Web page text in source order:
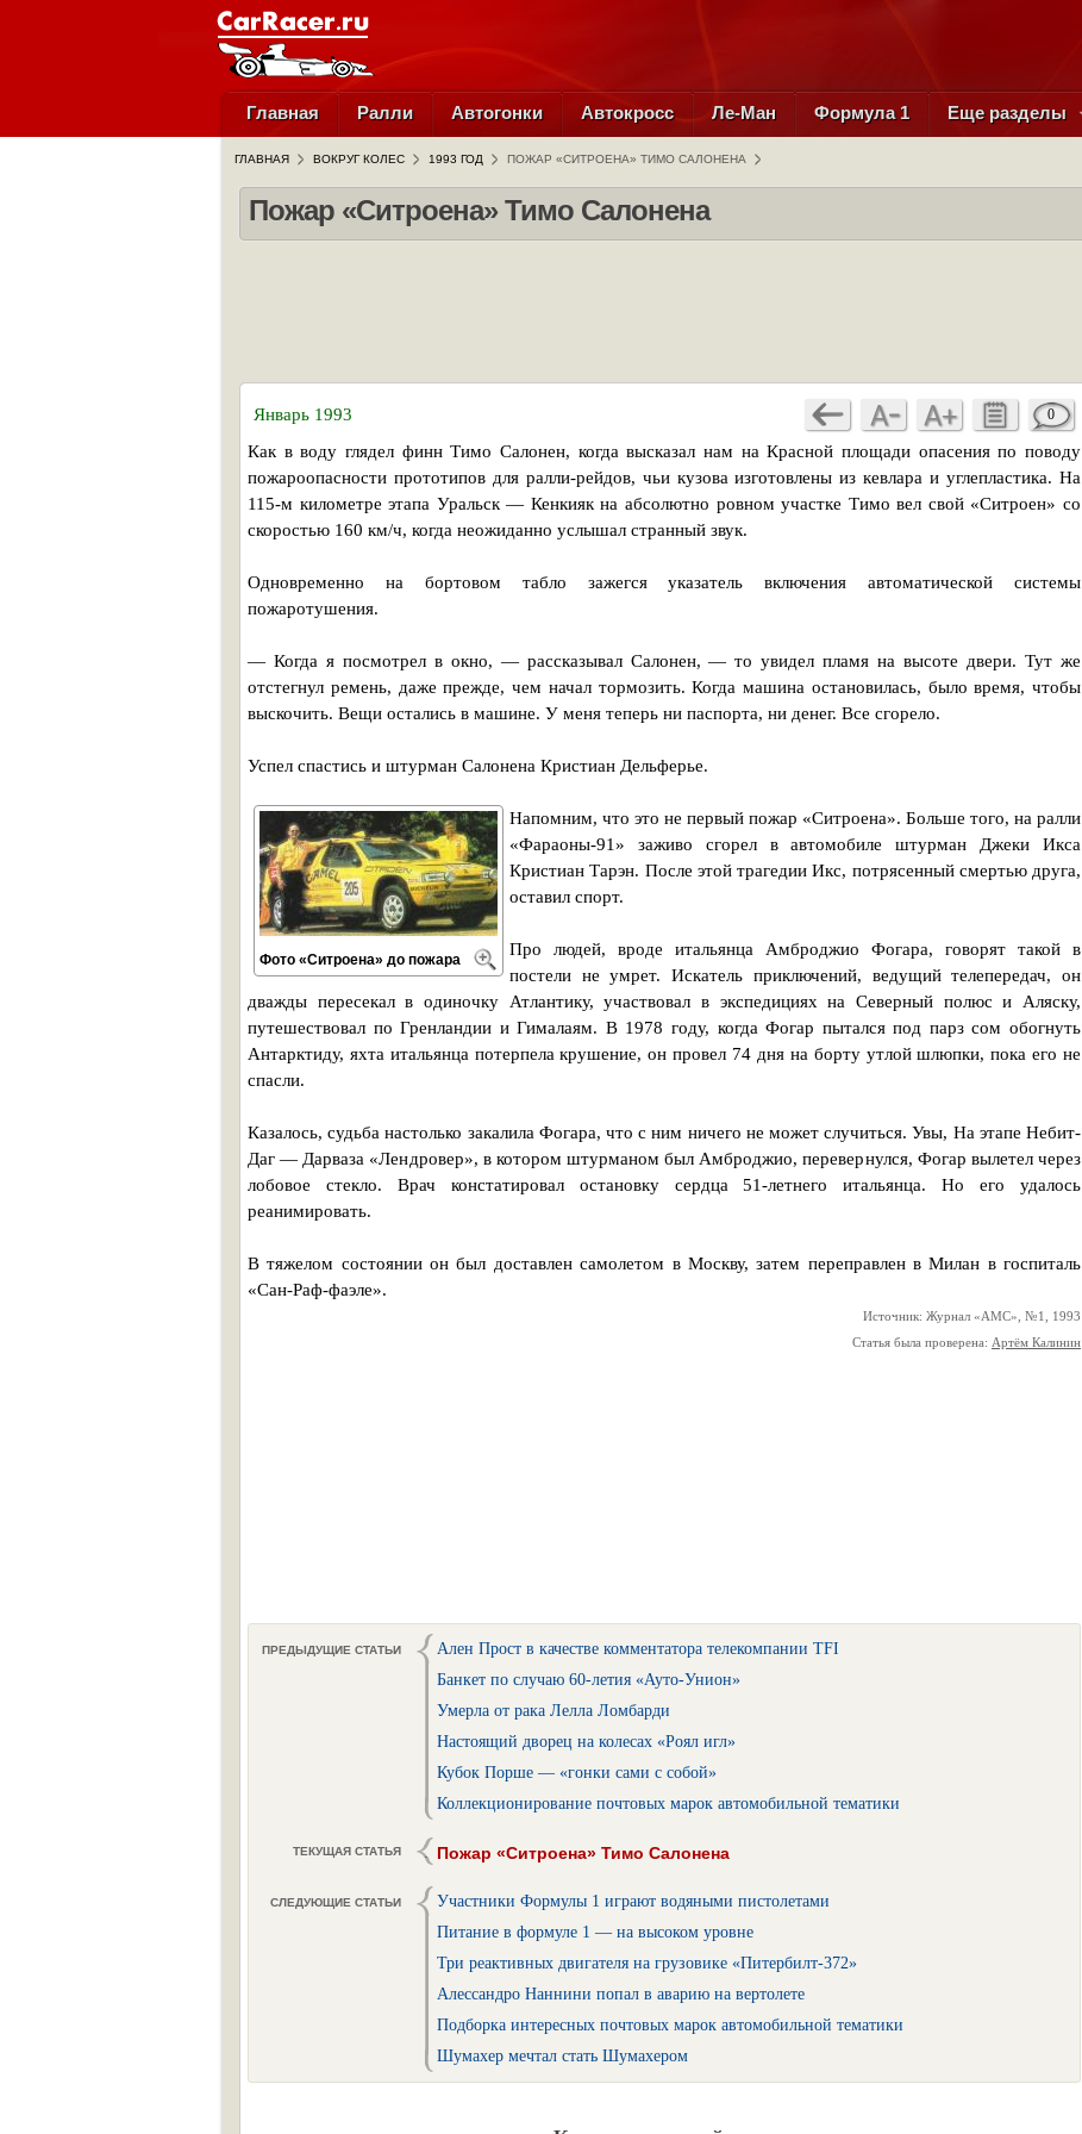
Главная Ралли Автогонки Автокросс Ле-Ман Формула 1 Еще разделы
ГЛАВНАЯ ВОКРУГ КОЛЕС 1993 ГОД ПОЖАР «СИТРОЕНА» ТИМО САЛОНЕНА
Пожар «Ситроена» Тимо Салонена
Январь 1993 0
Как в воду глядел финн Тимо Салонен, когда высказал нам на Красной площади опасения по поводу
пожароопасности прототипов для ралли-рейдов, чьи кузова изготовлены из кевлара и углепластика. На
115-м километре этапа Уральск — Кенкияк на абсолютно ровном участке Тимо вел свой «Ситроен» со
скоростью 160 км/ч, когда неожиданно услышал странный звук.
Одновременно на бортовом табло зажегся указатель включения автоматической системы
пожаротушения.
— Когда я посмотрел в окно, — рассказывал Салонен, — то увидел пламя на высоте двери. Тут же
отстегнул ремень, даже прежде, чем начал тормозить. Когда машина остановилась, было время, чтобы
выскочить. Вещи остались в машине. У меня теперь ни паспорта, ни денег. Все сгорело.
Успел спастись и штурман Салонена Кристиан Дельферье.
Фото «Ситроена» до пожара
Напомним, что это не первый пожар «Ситроена». Больше того, на ралли
«Фараоны-91» заживо сгорел в автомобиле штурман Джеки Икса
Кристиан Тарэн. После этой трагедии Икс, потрясенный смертью друга,
оставил спорт.
Про людей, вроде итальянца Амброджио Фогара, говорят такой в
постели не умрет. Искатель приключений, ведущий телепередач, он
дважды пересекал в одиночку Атлантику, участвовал в экспедициях на Северный полюс и Аляску,
путешествовал по Гренландии и Гималаям. В 1978 году, когда Фогар пытался под парз сом обогнуть
Антарктиду, яхта итальянца потерпела крушение, он провел 74 дня на борту утлой шлюпки, пока его не
спасли.
Казалось, судьба настолько закалила Фогара, что с ним ничего не может случиться. Увы, На этапе Небит-
Даг — Дарваза «Лендровер», в котором штурманом был Амброджио, перевернулся, Фогар вылетел через
лобовое стекло. Врач констатировал остановку сердца 51-летнего итальянца. Но его удалось
реанимировать.
В тяжелом состоянии он был доставлен самолетом в Москву, затем переправлен в Милан в госпиталь
«Сан-Раф-фаэле».
Источник: Журнал «АМС», №1, 1993
Статья была проверена: Артём Калинин
ПРЕДЫДУЩИЕ СТАТЬИ
Ален Прост в качестве комментатора телекомпании TFI
Банкет по случаю 60-летия «Ауто-Унион»
Умерла от рака Лелла Ломбарди
Настоящий дворец на колесах «Роял игл»
Кубок Порше — «гонки сами с собой»
Коллекционирование почтовых марок автомобильной тематики
ТЕКУЩАЯ СТАТЬЯ Пожар «Ситроена» Тимо Салонена
СЛЕДУЮЩИЕ СТАТЬИ
Участники Формулы 1 играют водяными пистолетами
Питание в формуле 1 — на высоком уровне
Три реактивных двигателя на грузовике «Питербилт-372»
Алессандро Наннини попал в аварию на вертолете
Подборка интересных почтовых марок автомобильной тематики
Шумахер мечтал стать Шумахером